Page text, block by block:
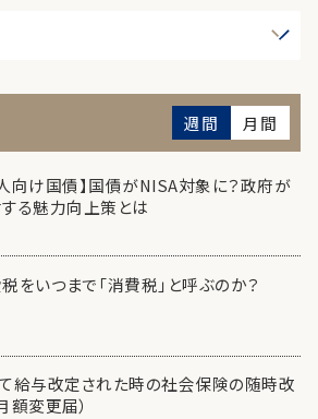
週間 月間
向け国債】国債がNISA対象に？政府が
る魅力向上策とは
をいつまで「消費税」と呼ぶのか？
給与改定された時の社会保険の随時改
額変更届）